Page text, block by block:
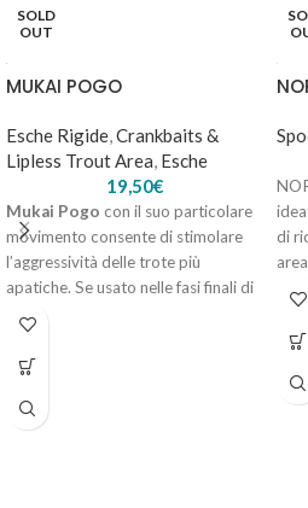
AGGIUNGI
VALKEIN SERVANT
SOLD
OUT
MUKAI POGO
Esche Rigide,Crankbaits &
Lipless Trout Area, Esche
19,50€
Mukai Pogo con il suo particolare
movimento consente di stimolare
l’aggressività delle trote più
apatiche. Se usato nelle fasi finali di
di